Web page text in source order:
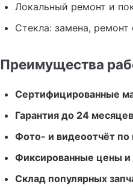
Локальный ремонт и
Стекла: замена, ремонт
Преимущества
Сертифицированные
Гарантия до 24
Фото- и видеоотчёт
Фиксированные цены
Склад популярных